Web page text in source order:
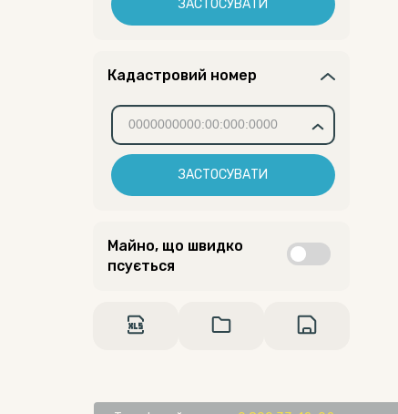
ЗАСТОСУВАТИ
Кадастровий номер
ЗАСТОСУВАТИ
Майно, що швидко
псується